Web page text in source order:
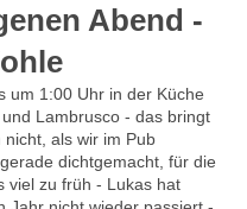
Abend -
um 1:00 Uhr in der Küche
Lambrusco - das bringt
als wir im Pub
dichtgemacht, für die
viel zu früh - Lukas hat